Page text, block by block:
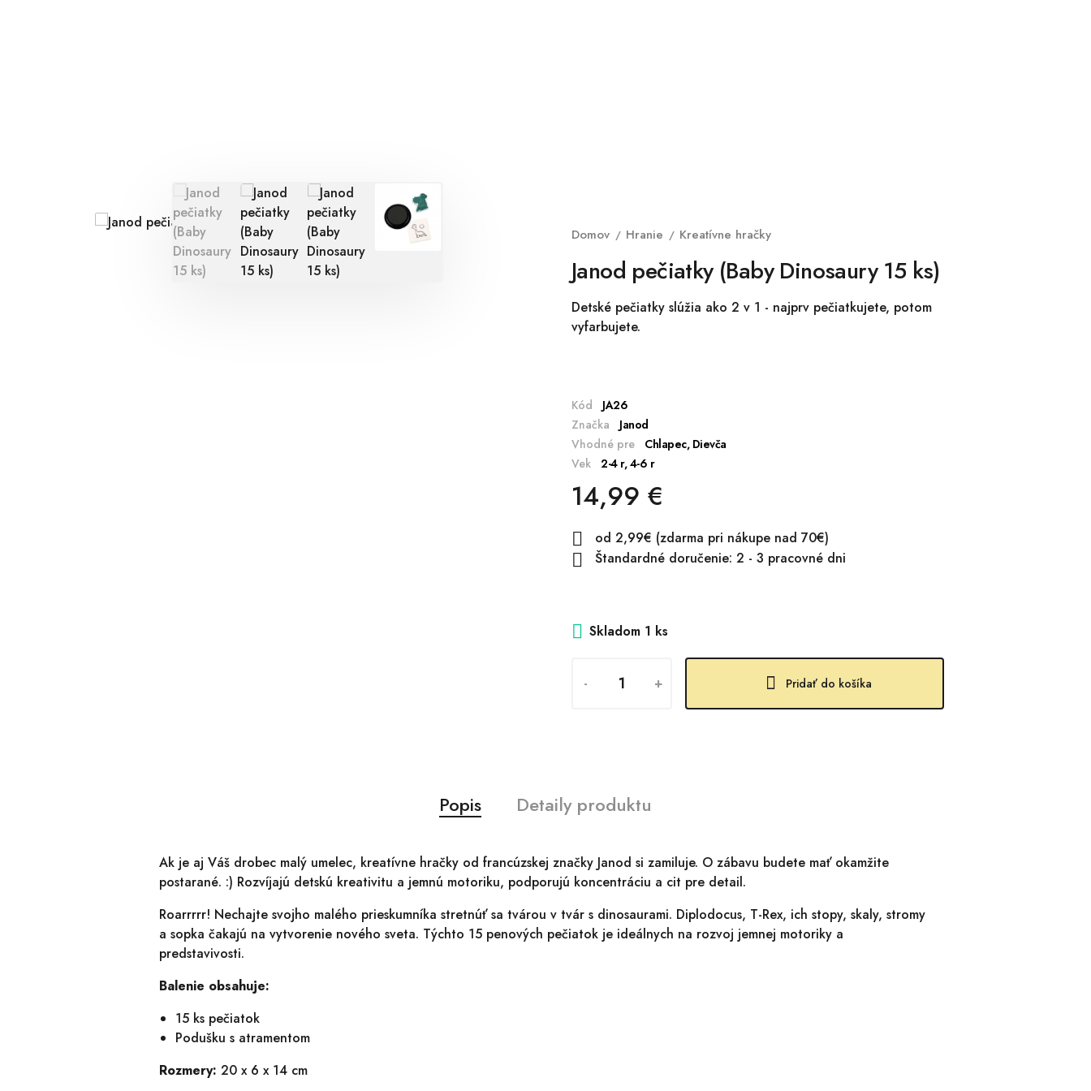
Domov Hranie Kreatívne hračky
Janod pečiatky (Baby Dinosaury 15 ks)
Detské pečiatky slúžia ako 2 v 1 - najprv pečiatkujete, potom
vyfarbujete.
Kód
JA26
Značka
Janod
Vhodné pre
Chlapec, Dievča
Vek 2-4 r, 4-6 r
14,99 €
 od 2,99€ (zdarma pri nákupe nad 70€)
 Štandardné doručenie: 2 - 3 pracovné dni
Skladom 1 ks
- + Pridať do košíka
Popis Detaily produktu
Ak je aj Váš drobec malý umelec, kreatívne hračky od francúzskej značky Janod si zamiluje. O zábavu budete mať okamžite
postarané. :) Rozvíjajú detskú kreativitu a jemnú motoriku, podporujú koncentráciu a cit pre detail.
Roarrrrr! Nechajte svojho malého prieskumníka stretnúť sa tvárou v tvár s dinosaurami. Diplodocus, T-Rex, ich stopy, skaly, stromy
a sopka čakajú na vytvorenie nového sveta. Týchto 15 penových pečiatok je ideálnych na rozvoj jemnej motoriky a
predstavivosti.
Balenie obsahuje:
15 ks pečiatok
Podušku s atramentom
Rozmery: 20 x 6 x 14 cm